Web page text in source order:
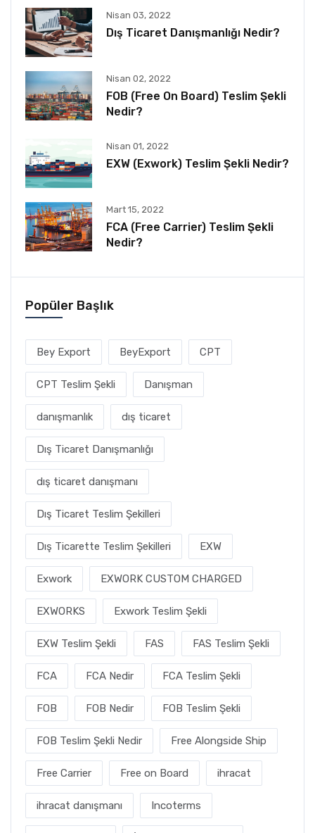
Nisan 03, 2022
Dış Ticaret Danışmanlığı Nedir?
Nisan 02, 2022
FOB (Free On Board) Teslim Şekli
Nedir?
Nisan 01, 2022
EXW (Exwork) Teslim Şekli Nedir?
Mart 15, 2022
FCA (Free Carrier) Teslim Şekli
Nedir?
Popüler Başlık
Bey Export BeyExport CPT
CPT Teslim Şekli Danışman
danışmanlık dış ticaret
Dış Ticaret Danışmanlığı
dış ticaret danışmanı
Dış Ticaret Teslim Şekilleri
Dış Ticarette Teslim Şekilleri EXW
Exwork EXWORK CUSTOM CHARGED
EXWORKS Exwork Teslim Şekli
EXW Teslim Şekli FAS FAS Teslim Şekli
FCA FCA Nedir FCA Teslim Şekli
FOB FOB Nedir FOB Teslim Şekli
FOB Teslim Şekli Nedir Free Alongside Ship
Free Carrier Free on Board ihracat
ihracat danışmanı Incoterms